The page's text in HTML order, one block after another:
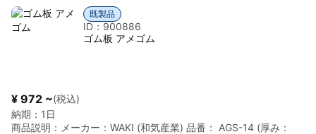
既製品
ID：900886
ゴム板 アメゴム
¥ 972 ~(税込)
納期： 1日
商品説明： メーカー：WAKI (和気産業) 品番： AGS-14 (厚み：